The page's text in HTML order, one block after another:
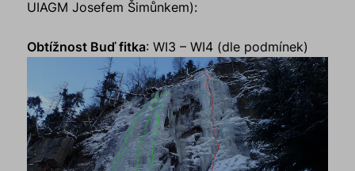
UIAGM Josefem Šimůnkem):
Obtížnost Buď fitka: WI3 – WI4 (dle podmínek)